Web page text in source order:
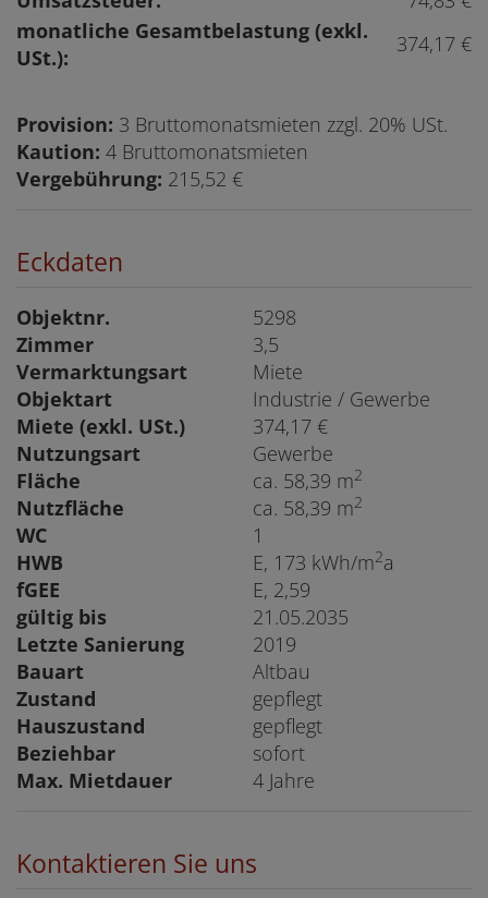
monatliche Gesamtbelastung (exkl.
USt.):
374,17 €
Provision: 3 Bruttomonatsmieten zzgl. 20% USt.
Kaution: 4 Bruttomonatsmieten
Vergebührung: 215,52 €
Eckdaten
Objektnr.
5298
Zimmer
3,5
Vermarktungsart
Miete
Objektart
Industrie / Gewerbe
Miete (exkl. USt.)
374,17 €
Nutzungsart
Gewerbe
Fläche
ca. 58,39 m2
Nutzfläche ca. 58,39 m2
WC
1
HWB
E, 173 kWh/m2a
fGEE
E, 2,59
gültig bis
21.05.2035
Letzte Sanierung
2019
Bauart
Altbau
Zustand
gepflegt
Hauszustand
gepflegt
Beziehbar
sofort
Max. Mietdauer
4 Jahre
Kontaktieren Sie uns